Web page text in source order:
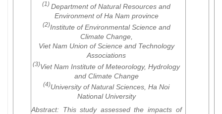
(1) Department of Natural Resources and
Environment of Ha Nam province
(2)Institute of Environmental Science and
Climate Change,
Viet Nam Union of Science and Technology
Associations
(3)Viet Nam Institute of Meteorology, Hydrology
and Climate Change
(4)University of Natural Sciences, Ha Noi
National University
Abstract: This study assessed the impacts of